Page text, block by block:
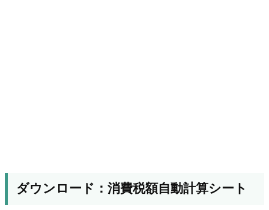
ダウンロード：消費税額自動計算シート